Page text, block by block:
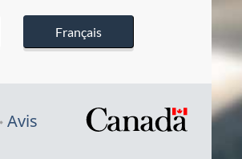
Français
Avis
/